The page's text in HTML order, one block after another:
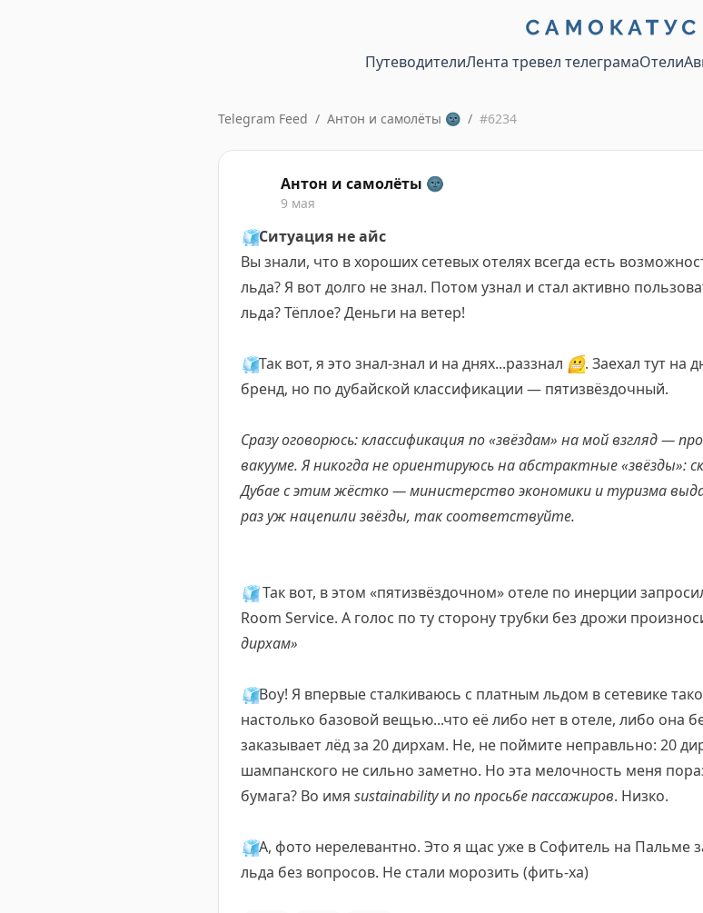
ПутеводителиЛента тревел телеграмаОтели
Telegram Feed / Антон и самолёты 🌚 / #6234
Антон и самолёты 🌚
9 мая
🧊Ситуация не айс
Вы знали, что в хороших сетевых отелях всегда есть
льда? Я вот долго не знал. Потом узнал и стал активно
льда? Тёплое? Деньги на ветер!
🧊Так вот, я это знал-знал и на днях...раззнал 😬. Заехал тут на
бренд, но по дубайской классификации — пятизвёздочный.
Сразу оговорюсь: классификация по «звёздам» на мой взгляд —
вакууме. Я никогда не ориентируюсь на абстрактные «звёзды»:
Дубае с этим жёстко — министерство экономики и туризма
раз уж нацепили звёзды, так соответствуйте.
🧊Так вот, в этом «пятизвёздочном» отеле по инерции
Room Service. А голос по ту сторону трубки без дрожи
дирхам»
🧊Воу! Я впервые сталкиваюсь с платным льдом в сетевике
настолько базовой вещью...что её либо нет в отеле, либо она
заказывает лёд за 20 дирхам. Не, не поймите неправльно: 20
шампанского не сильно заметно. Но эта мелочность меня
бумага? Во имя sustainabilityи по просьбе пассажиров. Низко.
🧊А, фото нерелевантно. Это я щас уже в Софитель на Пальме
льда без вопросов. Не стали морозить (фить-ха)